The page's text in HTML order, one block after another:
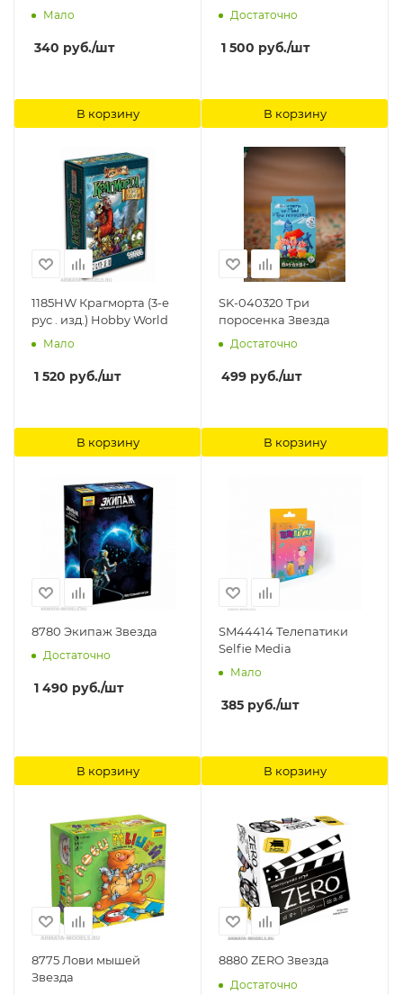
Мало
340 руб./шт
В корзину
Звезда
Достаточно
1 500 руб./шт
В корзину
1185HW Крагморта (3-е
рус . изд.) Hobby World
Мало
1 520 руб./шт
В корзину
SK-040320 Три
поросенка Звезда
Достаточно
499 руб./шт
В корзину
8780 Экипаж Звезда
Достаточно
1 490 руб./шт
В корзину
SM44414 Телепатики
Selfie Media
Мало
385 руб./шт
В корзину
8775 Лови мышей
Звезда
8880 ZERO Звезда
Достаточно